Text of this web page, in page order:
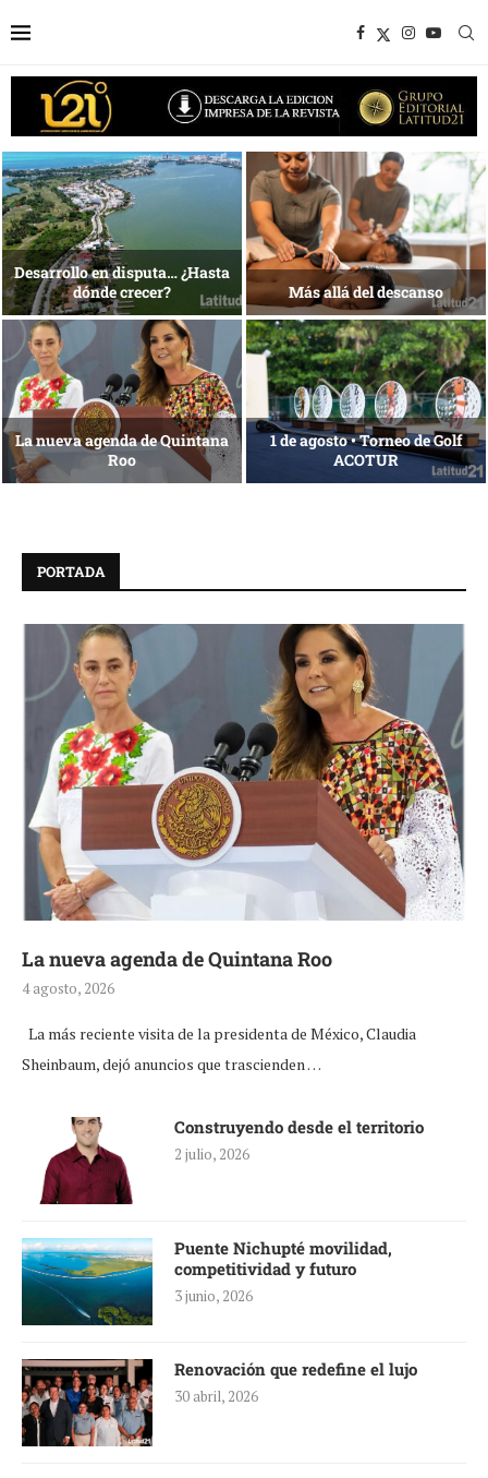
1 al 28 de agosto •
Fundación Isleña
Energía que Impulsa la
competitividad
Reconocimiento de viajeros La esencia del servicio
PORTADA
La nueva agenda de Quintana Roo
4 agosto, 2026
La más reciente visita de la presidenta de México, Claudia
Sheinbaum, dejó anuncios que trascienden …
Construyendo desde el territorio
2 julio, 2026
Puente Nichupté movilidad,
competitividad y futuro
3 junio, 2026
Renovación que redefine el lujo
30 abril, 2026